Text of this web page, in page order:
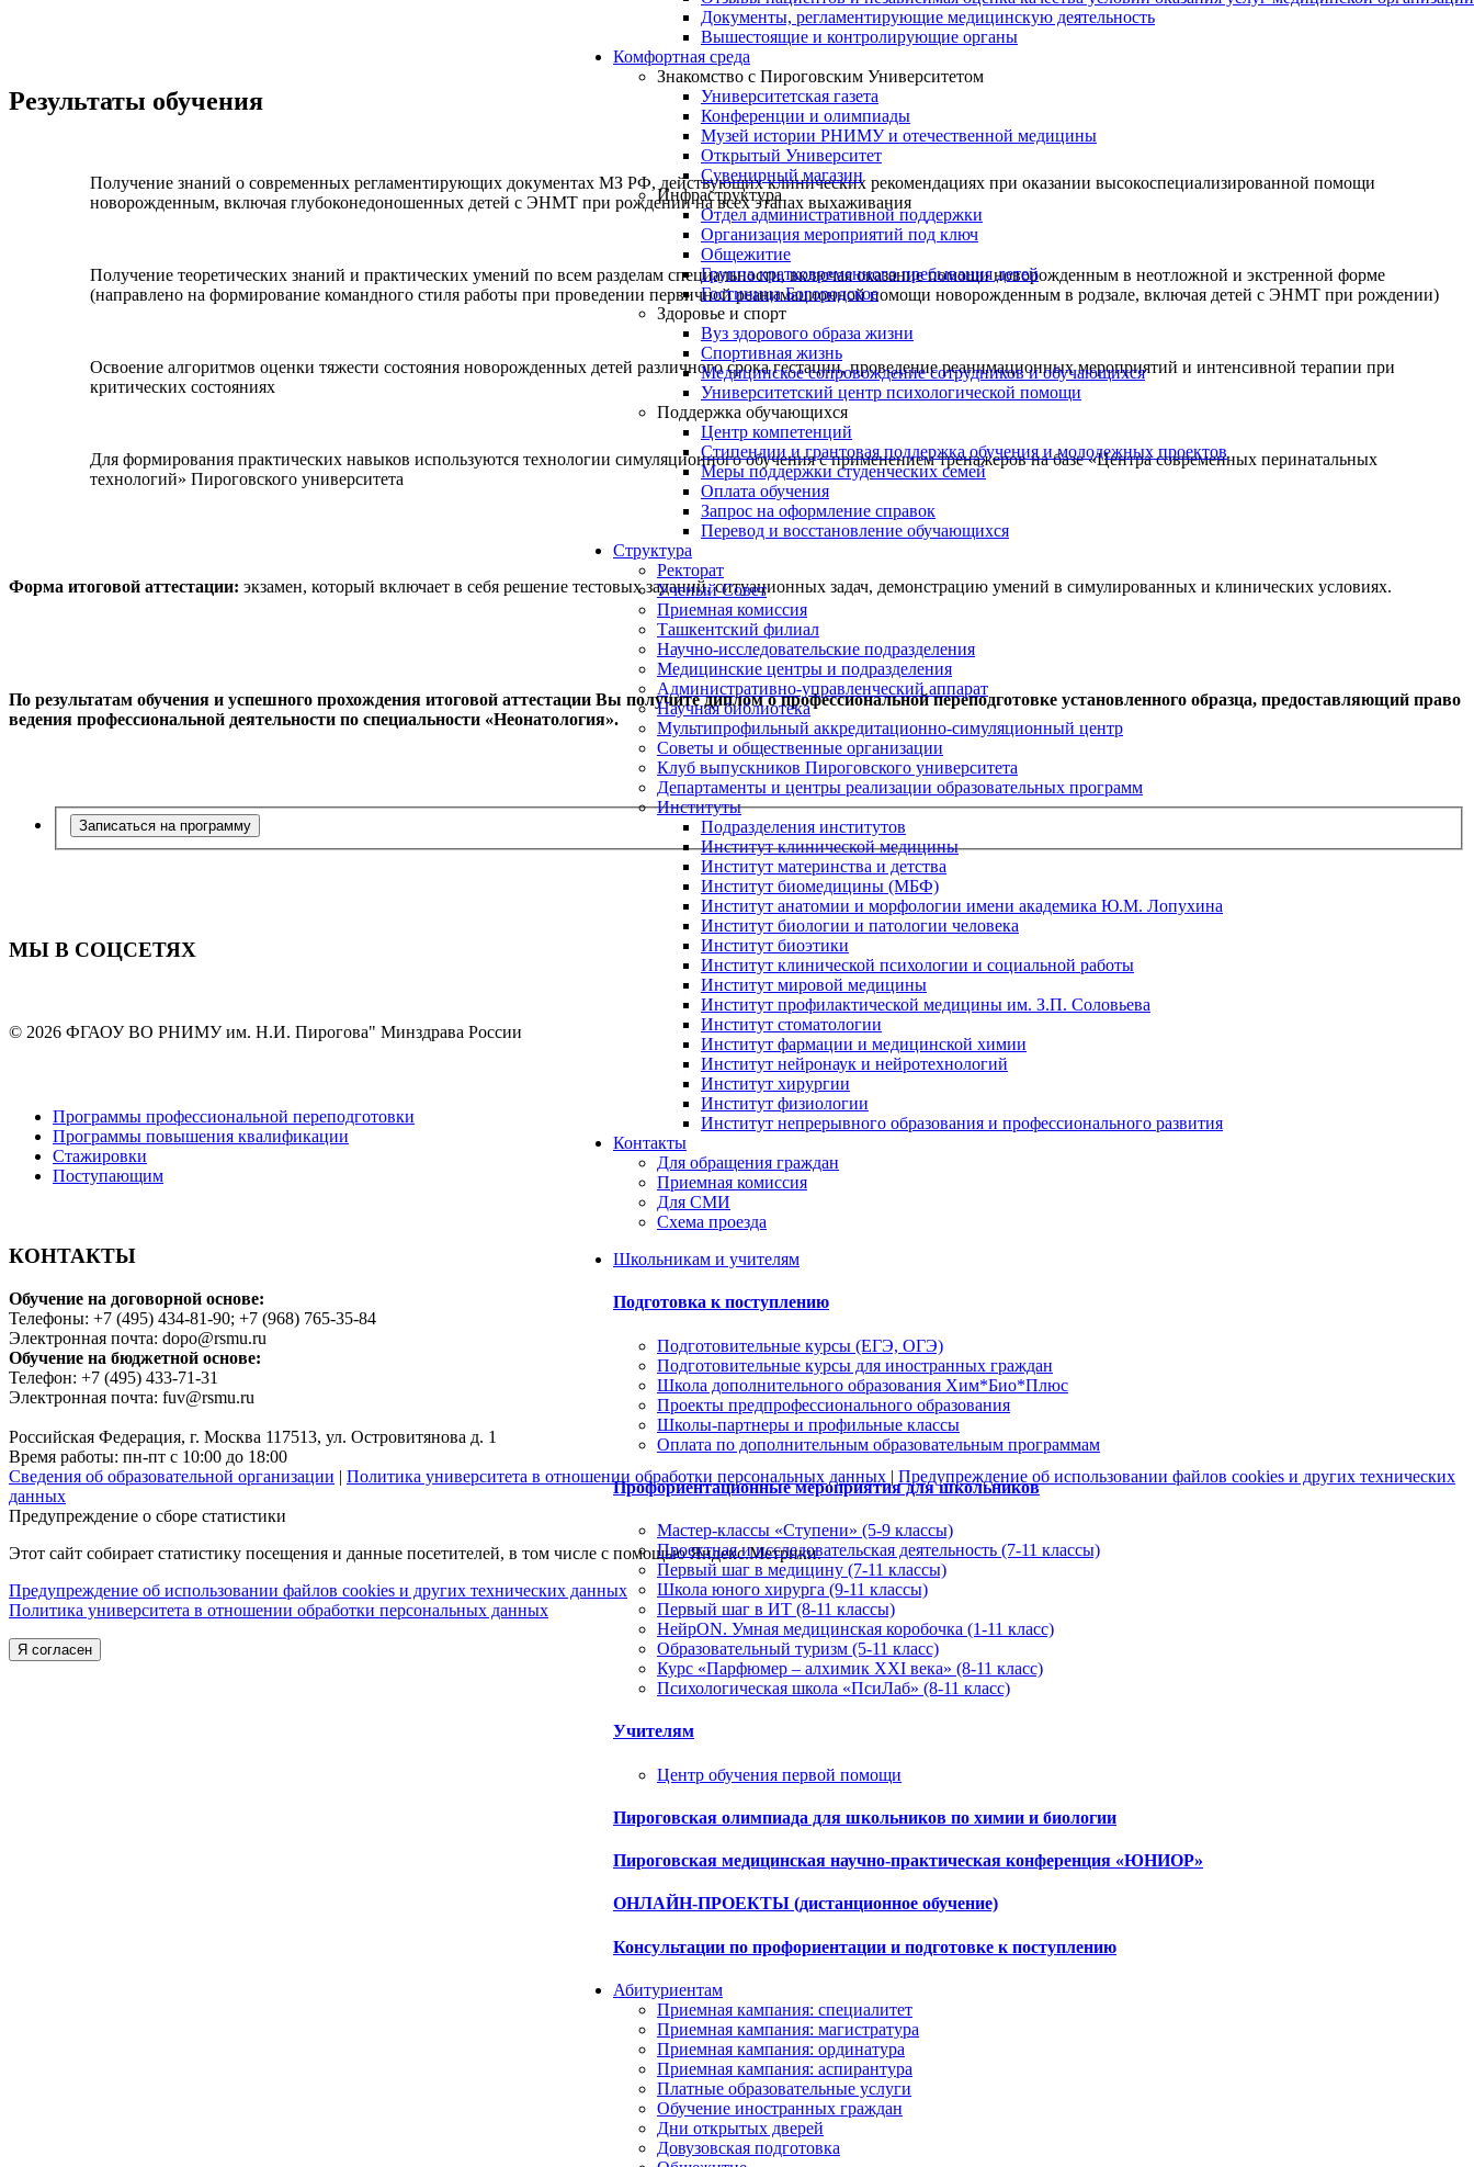
Документы, регламентирующие медицинскую деятельность
Вышестоящие и контролирующие органы
Комфортная среда
Знакомство с Пироговским Университетом
Университетская газета
Конференции и олимпиады
Музей истории РНИМУ и отечественной медицины
Открытый Университет
Сувенирный магазин
Инфраструктура
Отдел административной поддержки
Организация мероприятий под ключ
Общежитие
Группа кратковременного пребывания детей
Гостиница Богородское
Здоровье и спорт
Вуз здорового образа жизни
Спортивная жизнь
Медицинское сопровождение сотрудников и обучающихся
Университетский центр психологической помощи
Поддержка обучающихся
Центр компетенций
Стипендии и грантовая поддержка обучения и молодежных проектов
Меры поддержки студенческих семей
Оплата обучения
Запрос на оформление справок
Перевод и восстановление обучающихся
Структура
Ректорат
Ученый Совет
Приемная комиссия
Ташкентский филиал
Научно-исследовательские подразделения
Медицинские центры и подразделения
Административно-управленческий аппарат
Научная библиотека
Мультипрофильный аккредитационно-симуляционный центр
Советы и общественные организации
Клуб выпускников Пироговского университета
Департаменты и центры реализации образовательных программ
Институты
Подразделения институтов
Институт клинической медицины
Институт материнства и детства
Институт биомедицины (МБФ)
Институт анатомии и морфологии имени академика Ю.М. Лопухина
Институт биологии и патологии человека
Институт биоэтики
Институт клинической психологии и социальной работы
Институт мировой медицины
Институт профилактической медицины им. З.П. Соловьева
Институт стоматологии
Институт фармации и медицинской химии
Институт нейронаук и нейротехнологий
Институт хирургии
Институт физиологии
Институт непрерывного образования и профессионального развития
Контакты
Для обращения граждан
Приемная комиссия
Для СМИ
Схема проезда
Школьникам и учителям
Подготовка к поступлению
Подготовительные курсы (ЕГЭ, ОГЭ)
Подготовительные курсы для иностранных граждан
Школа дополнительного образования Хим*Био*Плюс
Проекты предпрофессионального образования
Школы-партнеры и профильные классы
Оплата по дополнительным образовательным программам
Профориентационные мероприятия для школьников
Мастер-классы «Ступени» (5-9 классы)
Проектная и исследовательская деятельность (7-11 классы)
Первый шаг в медицину (7-11 классы)
Школа юного хирурга (9-11 классы)
Первый шаг в ИТ (8-11 классы)
НейрON. Умная медицинская коробочка (1-11 класс)
Образовательный туризм (5-11 класс)
Курс «Парфюмер – алхимик XXI века» (8-11 класс)
Психологическая школа «ПсиЛаб» (8-11 класс)
Учителям
Центр обучения первой помощи
Пироговская олимпиада для школьников по химии и биологии
Пироговская медицинская научно-практическая конференция «ЮНИОР»
ОНЛАЙН-ПРОЕКТЫ (дистанционное обучение)
Консультации по профориентации и подготовке к поступлению
Абитуриентам
Приемная кампания: специалитет
Приемная кампания: магистратура
Приемная кампания: ординатура
Приемная кампания: аспирантура
Платные образовательные услуги
Обучение иностранных граждан
Дни открытых дверей
Довузовская подготовка
Результаты обучения
Получение знаний о современных регламентирующих документах МЗ РФ, действующих клинических рекомендациях при оказании высокоспециализированной помощи
новорожденным, включая глубоконедоношенных детей с ЭНМТ при рождении на всех этапах выхаживания
Получение теоретических знаний и практических умений по всем разделам специальности, включая оказание помощи новорожденным в неотложной и экстренной форме
(направлено на формирование командного стиля работы при проведении первичной реанимационной помощи новорожденным в родзале, включая детей с ЭНМТ при рождении)
Освоение алгоритмов оценки тяжести состояния новорожденных детей различного срока гестации, проведение реанимационных мероприятий и интенсивной терапии при
критических состояниях
Для формирования практических навыков используются технологии симуляционного обучения с применением тренажеров на базе «Центра современных перинатальных
технологий» Пироговского университета
Форма итоговой аттестации: экзамен, который включает в себя решение тестовых заданий, ситуационных задач, демонстрацию умений в симулированных и клинических условиях.
По результатам обучения и успешного прохождения итоговой аттестации Вы получите диплом о профессиональной переподготовке установленного образца, предоставляющий право
ведения профессиональной деятельности по специальности «Неонатология».
Записаться на программу
МЫ В СОЦСЕТЯХ
© 2026 ФГАОУ ВО РНИМУ им. Н.И. Пирогова" Минздрава России
Программы профессиональной переподготовки
Программы повышения квалификации
Стажировки
Поступающим
КОНТАКТЫ
Обучение на договорной основе:
Телефоны: +7 (495) 434-81-90; +7 (968) 765-35-84
Электронная почта: dopo@rsmu.ru
Обучение на бюджетной основе:
Телефон: +7 (495) 433-71-31
Электронная почта: fuv@rsmu.ru
Российская Федерация, г. Москва 117513, ул. Островитянова д. 1
Время работы: пн-пт с 10:00 до 18:00
Сведения об образовательной организации | Политика университета в отношении обработки персональных данных | Предупреждение об использовании файлов cookies и других технических
данных
Предупреждение о сборе статистики
Этот сайт собирает статистику посещения и данные посетителей, в том числе с помощью Яндекс.Метрики.
Предупреждение об использовании файлов cookies и других технических данных
Политика университета в отношении обработки персональных данных
Я согласен